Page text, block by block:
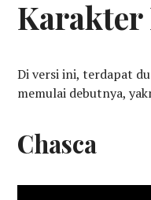
Karakter
Di versi ini, terdapat
memulai debutnya,
Chasca